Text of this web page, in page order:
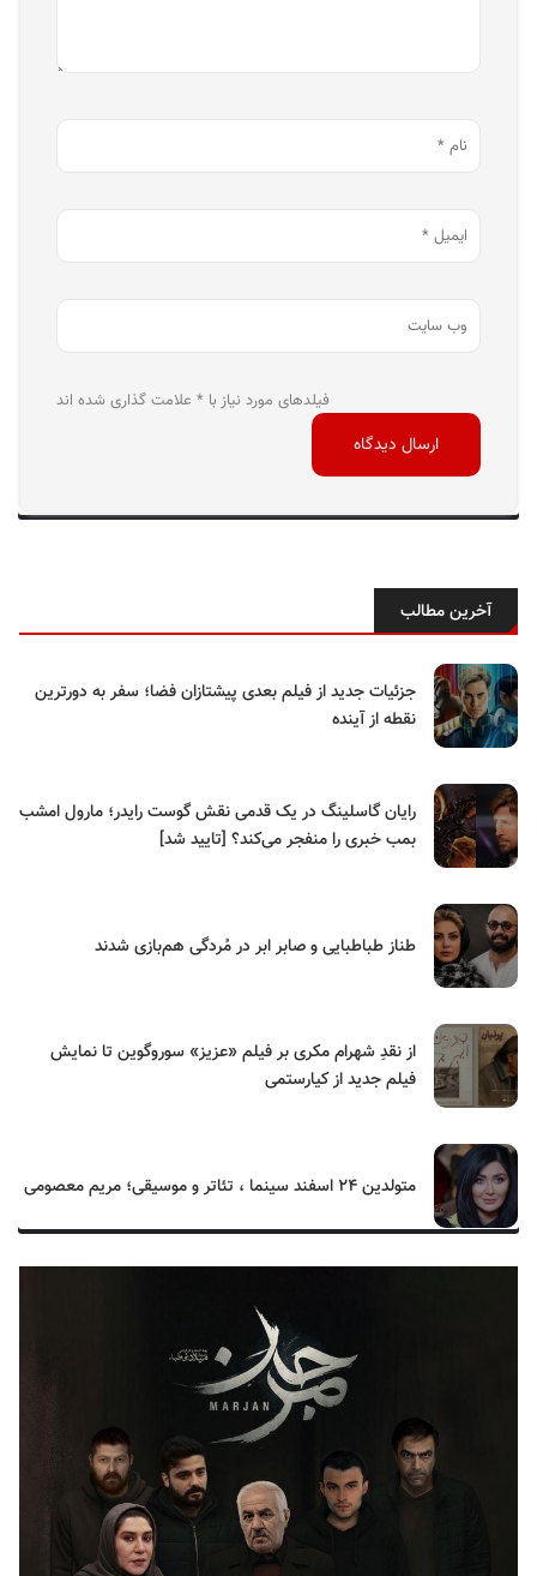
فیلدهای مورد نیاز با * علامت گذاری شده اند
آخرین مطالب
جزئیات جدید از فیلم بعدی پیشتازان فضا؛ سفر به دورترین
نقطه از آینده
رایان گاسلینگ در یک قدمی نقش گوست رایدر؛ مارول امشب
بمب خبری را منفجر می‌کند؟ [تایید شد]
طناز طباطبایی و صابر ابر در مُردگی هم‌بازی شدند
از نقدِ شهرام مکری بر فیلم «عزیز» سوروگوین تا نمایش
فیلم جدید از کیارستمی
متولدین ۲۴ اسفند سینما ، تئاتر و موسیقی؛ مریم معصومی